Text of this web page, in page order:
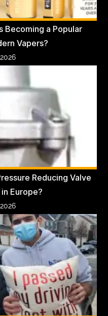
Becoming a Popular
Vapers?
Reducing Valve
Europe?